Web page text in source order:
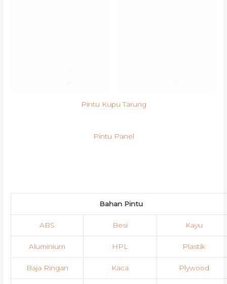
Pintu Kupu Tarung
Pintu Panel
Bahan Pintu
ABS Besi Kayu
Aluminium HPL Plastik
Baja Ringan Kaca Plywood